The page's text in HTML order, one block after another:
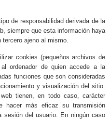
de responsabilidad derivada de la
siempre que esta información haya
tercero ajeno al mismo.
cookies (pequeños archivos de
ordenador de quien accede a la
funciones que son consideradas
y visualización del sitio.
tienen, en todo caso, carácter
hacer más eficaz su transmisión
sesión del usuario. En ningún caso